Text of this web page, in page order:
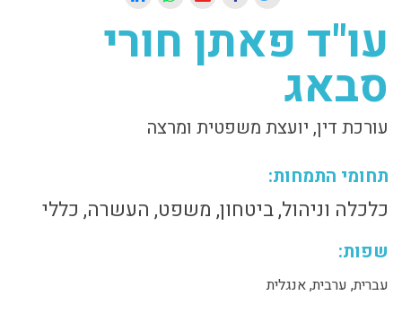
עו"ד פאתן חורי
סבאג
עורכת דין, יועצת משפטית ומרצה
תחומי התמחות:
כלכלה וניהול, ביטחון, משפט, העשרה, כללי
שפות:
עברית, ערבית, אנגלית